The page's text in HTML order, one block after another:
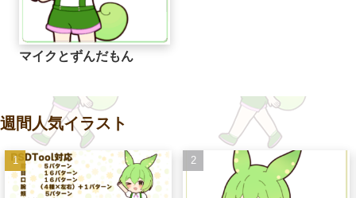
マイクとずんだもん
週間人気イラスト